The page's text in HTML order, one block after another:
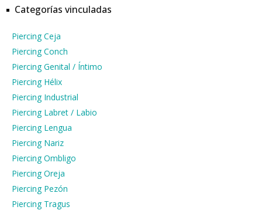
Categorías vinculadas
Piercing Ceja
Piercing Conch
Piercing Genital / Íntimo
Piercing Hélix
Piercing Industrial
Piercing Labret / Labio
Piercing Lengua
Piercing Nariz
Piercing Ombligo
Piercing Oreja
Piercing Pezón
Piercing Tragus